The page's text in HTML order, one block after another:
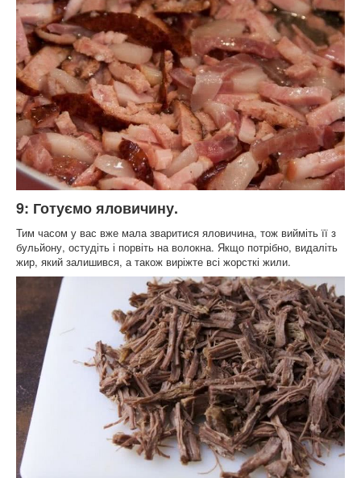
9: Готуємо яловичину.
Тим часом у вас вже мала зваритися яловичина, тож вийміть її з
бульйону, остудіть і порвіть на волокна. Якщо потрібно, видаліть
жир, який залишився, а також виріжте всі жорсткі жили.